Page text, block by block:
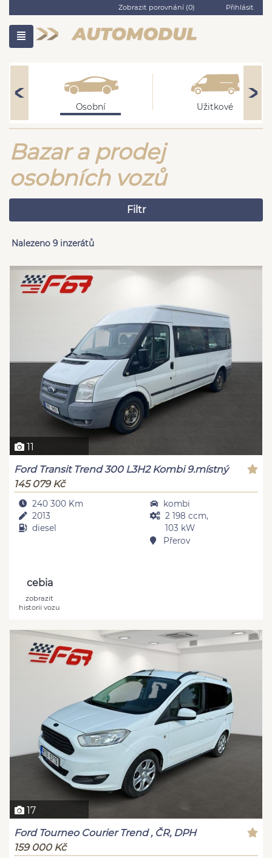
Zobrazit porovnání (0) Přihlásit
Osobní Užitkové
Bazar a prodej
osobních vozů
Filtr
Nalezeno 9 inzerátů
11
Ford Transit Trend 300 L3H2 Kombi 9.místný
145 079 Kč
240 300 Km
2013
diesel
kombi
2 198 ccm,
103 kW
Přerov
cebia
zobrazit
historii vozu
17
Ford Tourneo Courier Trend , ČR, DPH
159 000 Kč